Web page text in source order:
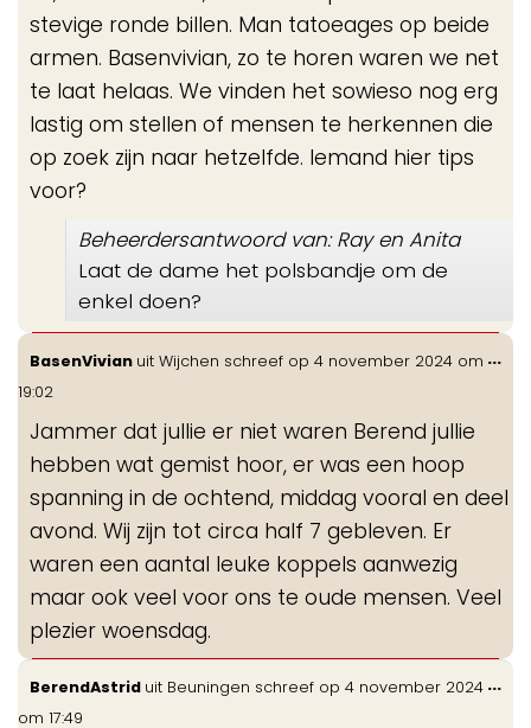
stevige ronde billen. Man tatoeages op beide
armen. Basenvivian, zo te horen waren we net
te laat helaas. We vinden het sowieso nog erg
lastig om stellen of mensen te herkennen die
op zoek zijn naar hetzelfde. Iemand hier tips
voor?
Beheerdersantwoord van: Ray en Anita
Laat de dame het polsbandje om de
enkel doen?
BasenVivian uit Wijchen schreef op 4 november 2024 om
19:02
Jammer dat jullie er niet waren Berend jullie
hebben wat gemist hoor, er was een hoop
spanning in de ochtend, middag vooral en deel
avond. Wij zijn tot circa half 7 gebleven. Er
waren een aantal leuke koppels aanwezig
maar ook veel voor ons te oude mensen. Veel
plezier woensdag.
...
BerendAstrid uit Beuningen schreef op 4 november 2024
om 17:49
...